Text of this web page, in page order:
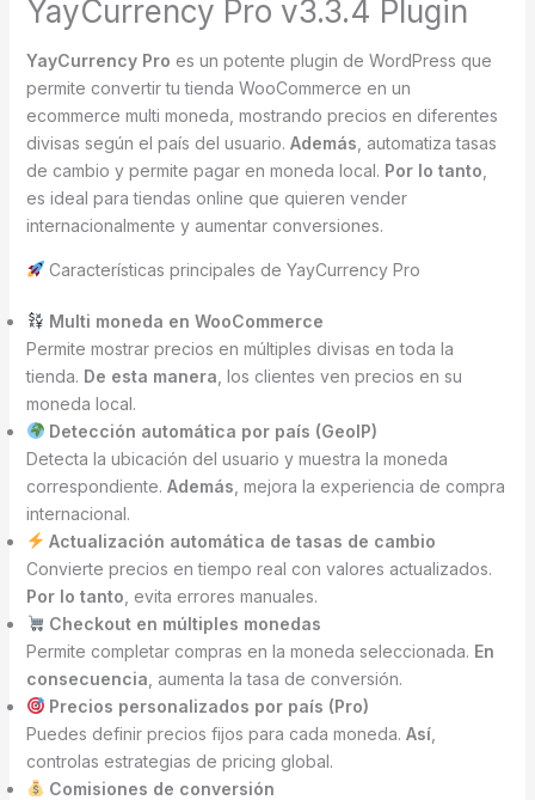
YayCurrency Pro v3.3.4 Plugin
YayCurrency Pro es un potente plugin de WordPress que
permite convertir tu tienda WooCommerce en un
ecommerce multi moneda, mostrando precios en diferentes
divisas según el país del usuario. Además , automatiza tasas
de cambio y permite pagar en moneda local. Por lo tanto
es ideal para tiendas online que quieren vender
internacionalmente y aumentar conversiones.
Características principales de YayCurrency Pro
Multi moneda en WooCommerce
Permite mostrar precios en múltiples divisas en toda la
tienda. De esta manera , los clientes ven precios en su
moneda local.
Detección automática por país (GeoIP)
Detecta la ubicación del usuario y muestra la moneda
correspondiente. Además , mejora la experiencia de compra
internacional.
Actualización automática de tasas de cambio
Convierte precios en tiempo real con valores actualizados.
Por lo tanto , evita errores manuales.
Checkout en múltiples monedas
Permite completar compras en la moneda seleccionada. En
consecuencia , aumenta la tasa de conversión.
Precios personalizados por país (Pro)
Puedes definir precios fijos para cada moneda. Así,
controlas estrategias de pricing global.
Comisiones de conversión